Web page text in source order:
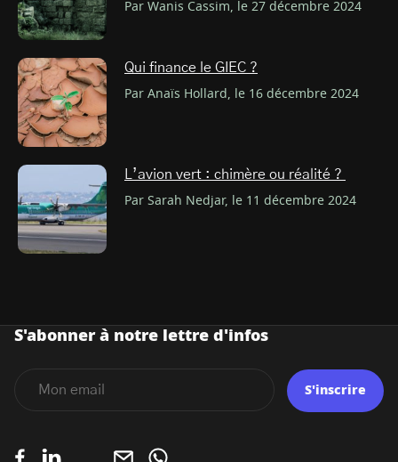
Par Wanis Cassim, le 27 décembre 2024
Qui finance le GIEC ?
Par Anaïs Hollard, le 16 décembre 2024
L’avion vert : chimère ou réalité ?
Par Sarah Nedjar, le 11 décembre 2024
S'abonner à notre lettre d'infos
S'inscrire